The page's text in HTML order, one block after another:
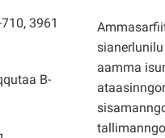
3961
B-
aamma